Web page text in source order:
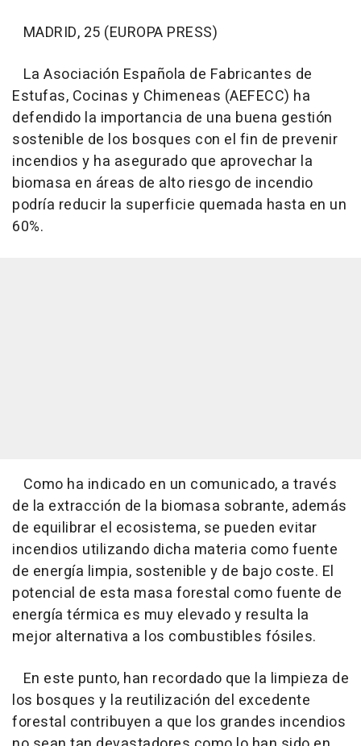
MADRID, 25 (EUROPA PRESS)
La Asociación Española de Fabricantes de
Estufas, Cocinas y Chimeneas (AEFECC) ha
defendido la importancia de una buena gestión
sostenible de los bosques con el fin de prevenir
incendios y ha asegurado que aprovechar la
biomasa en áreas de alto riesgo de incendio
podría reducir la superficie quemada hasta en un
60%.
Como ha indicado en un comunicado, a través
de la extracción de la biomasa sobrante, además
de equilibrar el ecosistema, se pueden evitar
incendios utilizando dicha materia como fuente
de energía limpia, sostenible y de bajo coste. El
potencial de esta masa forestal como fuente de
energía térmica es muy elevado y resulta la
mejor alternativa a los combustibles fósiles.
En este punto, han recordado que la limpieza de
los bosques y la reutilización del excedente
forestal contribuyen a que los grandes incendios